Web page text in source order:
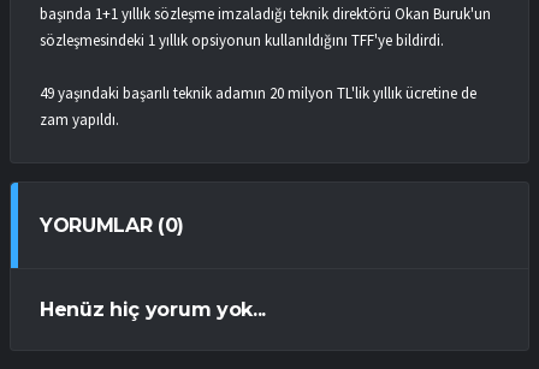
başında 1+1 yıllık sözleşme imzaladığı teknik direktörü Okan Buruk'un
sözleşmesindeki 1 yıllık opsiyonun kullanıldığını TFF'ye bildirdi.
49 yaşındaki başarılı teknik adamın 20 milyon TL'lik yıllık ücretine de
zam yapıldı.
YORUMLAR (0)
Henüz hiç yorum yok...